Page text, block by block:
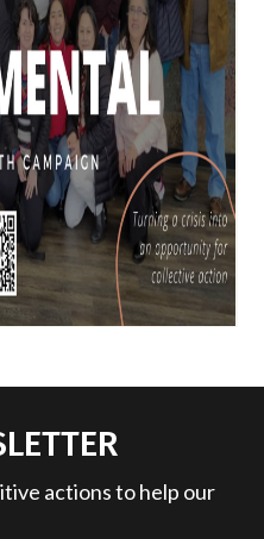
actions to help our